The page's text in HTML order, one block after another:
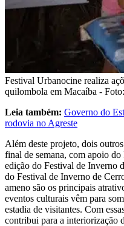
Festival Urbanocine realiza
quilombola em Macaíba -
Leia também: Governo do
rodovia no Agreste
Além deste projeto, dois
final de semana, com apoio do
edição do Festival de Inverno
do Festival de Inverno de
ameno são os principais
eventos culturais vêm para
estadia de visitantes. Com
contribui para a interiorização